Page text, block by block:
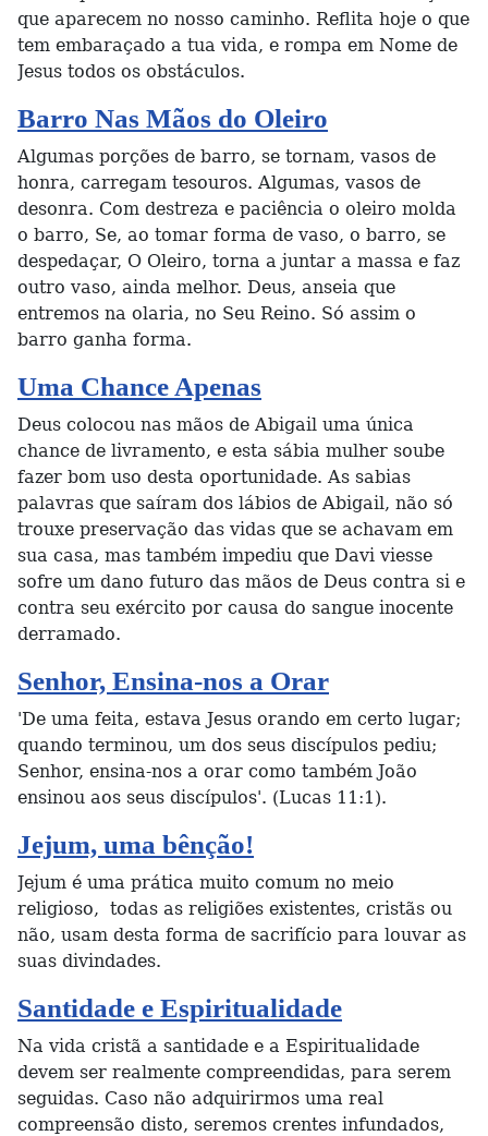
que aparecem no nosso caminho. Reflita hoje o que
tem embaraçado a tua vida, e rompa em Nome de
Jesus todos os obstáculos.
Barro Nas Mãos do Oleiro
Algumas porções de barro, se tornam, vasos de
honra, carregam tesouros. Algumas, vasos de
desonra. Com destreza e paciência o oleiro molda
o barro, Se, ao tomar forma de vaso, o barro, se
despedaçar, O Oleiro, torna a juntar a massa e faz
outro vaso, ainda melhor. Deus, anseia que
entremos na olaria, no Seu Reino. Só assim o
barro ganha forma.
Uma Chance Apenas
Deus colocou nas mãos de Abigail uma única
chance de livramento, e esta sábia mulher soube
fazer bom uso desta oportunidade. As sabias
palavras que saíram dos lábios de Abigail, não só
trouxe preservação das vidas que se achavam em
sua casa, mas também impediu que Davi viesse
sofre um dano futuro das mãos de Deus contra si e
contra seu exército por causa do sangue inocente
derramado.
Senhor, Ensina-nos a Orar
'De uma feita, estava Jesus orando em certo lugar;
quando terminou, um dos seus discípulos pediu;
Senhor, ensina-nos a orar como também João
ensinou aos seus discípulos'. (Lucas 11:1).
Jejum, uma bênção!
Jejum é uma prática muito comum no meio
religioso, todas as religiões existentes, cristãs ou
não, usam desta forma de sacrifício para louvar as
suas divindades.
Santidade e Espiritualidade
Na vida cristã a santidade e a Espiritualidade
devem ser realmente compreendidas, para serem
seguidas. Caso não adquirirmos uma real
compreensão disto, seremos crentes infundados,